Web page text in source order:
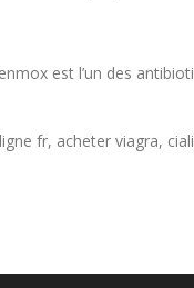
est l’un des
fr, acheter viagra,